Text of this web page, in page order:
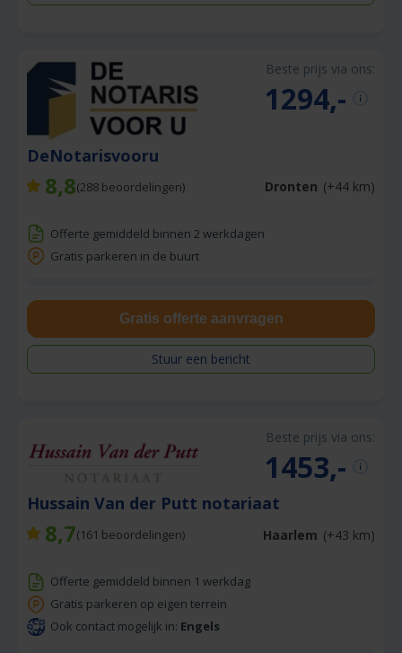
Beste prijs via ons:
1294,-
DeNotarisvooru
8,8(288 beoordelingen) Dronten (+44 km)
Offerte gemiddeld binnen 2 werkdagen
Gratis parkeren in de buurt
Gratis offerte aanvragen
Stuur een bericht
Beste prijs via ons:
1453,-
Hussain Van der Putt notariaat
8,7(161 beoordelingen) Haarlem (+43 km)
Offerte gemiddeld binnen 1 werkdag
Gratis parkeren op eigen terrein
Ook contact mogelijk in: Engels